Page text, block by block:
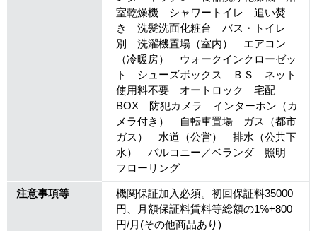
室乾燥機 シャワートイレ 追い焚
き 洗髪洗面化粧台 バス・トイレ
別 洗濯機置場（室内） エアコン
（冷暖房） ウォークインクローゼッ
ト シューズボックス ＢＳ ネット
使用料不要 オートロック 宅配
BOX 防犯カメラ インターホン（カ
メラ付き） 自転車置場 ガス（都市
ガス） 水道（公営） 排水（公共下
水） バルコニー／ベランダ 照明
フローリング
注意事項等
機関保証加入必須。初回保証料35000
円、月額保証料賃料等総額の1%+800
円/月(その他商品あり)